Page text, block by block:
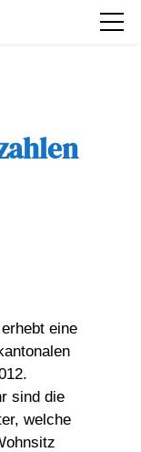
eine
sind die
welche